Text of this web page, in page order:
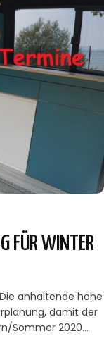
FÜR WINTER
anhaltende hohe
damit der
Sommer 2020…